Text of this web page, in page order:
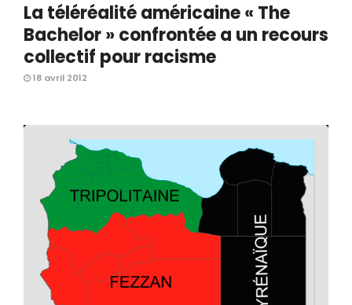
La téléréalité américaine « The
Bachelor » confrontée a un recours
collectif pour racisme
18 avril 2012